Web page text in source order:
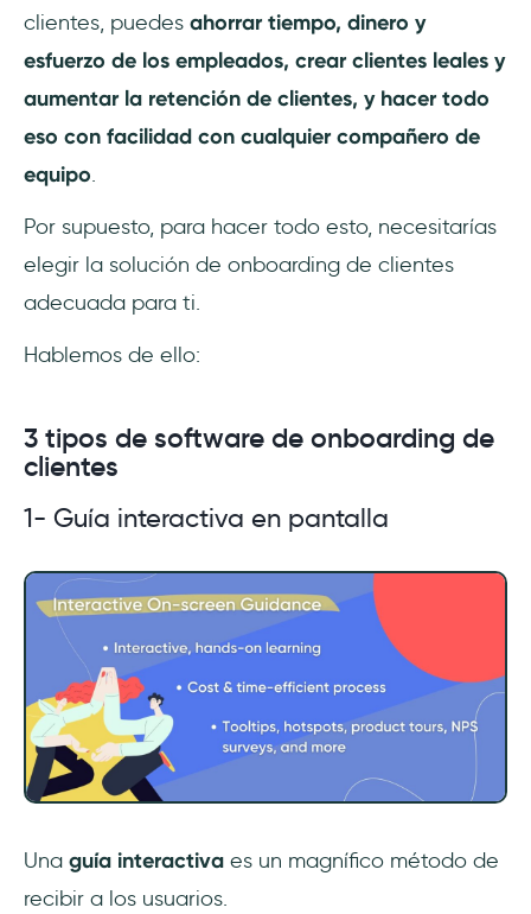
clientes, puedes ahorrar tiempo, dinero y
esfuerzo de los empleados, crear clientes leales y
aumentar la retención de clientes, y hacer todo
eso con facilidad con cualquier compañero de
equipo.
Por supuesto, para hacer todo esto, necesitarías
elegir la solución de onboarding de clientes
adecuada para ti.
Hablemos de ello:
3 tipos de software de onboarding de
clientes
1- Guía interactiva en pantalla
Una guía interactiva es un magnífico método de
recibir a los usuarios.